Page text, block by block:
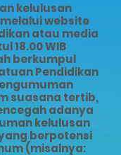
kelulusan
website
atau media
18.00 WIB
berkumpul
Pendidikan
suasana tertib,
adanya
kelulusan
berpotensi
(misalnya: